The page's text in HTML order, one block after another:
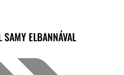
ELBANNÁVAL